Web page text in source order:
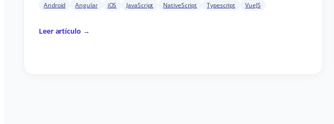
Android Angular iOS JavaScript NativeScript Typescript VueJS
Leer artículo →